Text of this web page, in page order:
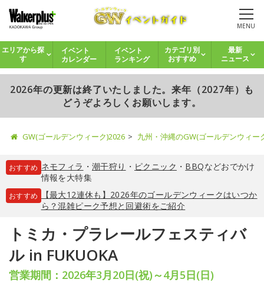
MENU
エリアから探
す
イベント
カレンダー
イベント
ランキング
カテゴリ別
おすすめ
最新
ニュース
2026年の更新は終了いたしました。来年（2027年）も
どうぞよろしくお願いします。
GW(ゴールデンウィーク)2026 九州・沖縄のGW(ゴールデンウィ
おすすめ ネモフィラ ・ 潮干狩り ・ ピクニック ・ BBQなどおでかけ
情報を大特集
おすすめ
【最大12連休も】2026年のゴールデンウィークはいつか
ら？混雑ピーク予想と回避術をご紹介
トミカ・プラレールフェスティバ
ル in FUKUOKA
営業期間：2026年3月20日(祝)～4月5日(日)